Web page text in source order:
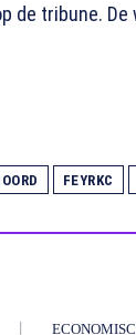
de tribune.
FEYRKC